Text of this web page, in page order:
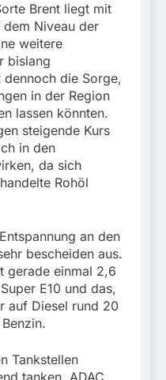
Brent liegt mit
Niveau der
weitere
bislang
die Sorge,
in der Region
lassen könnten.
steigende Kurs
in den
da sich
Rohöl
an den
bescheiden aus.
gerade einmal 2,6
E10 und das,
auf Diesel rund 20
Tankstellen